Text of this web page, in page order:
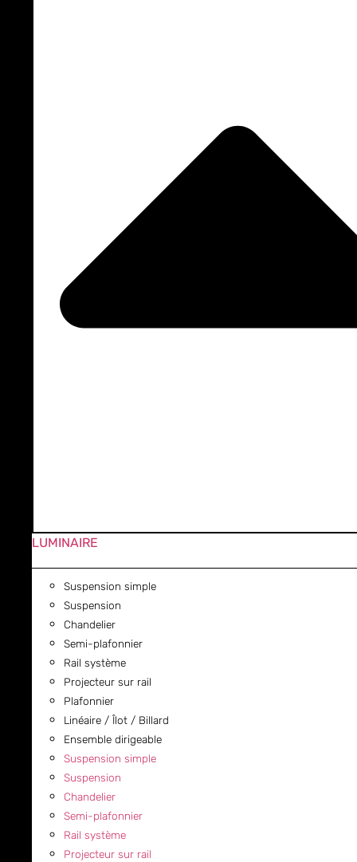
LUMINAIRE
Suspension simple
Suspension
Chandelier
Semi-plafonnier
Rail système
Projecteur sur rail
Plafonnier
Linéaire / Îlot / Billard
Ensemble dirigeable
Suspension simple
Suspension
Chandelier
Semi-plafonnier
Rail système
Projecteur sur rail